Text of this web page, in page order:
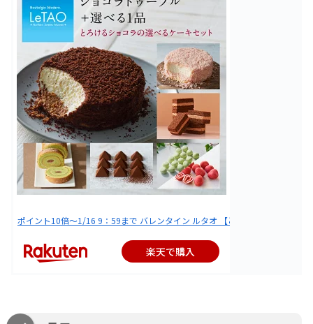
ポイント10倍〜1/16 9：59まで バレンタイン ルタオ 【とろけるショコラの
楽天で購入